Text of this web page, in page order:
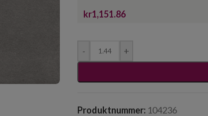
kr1,151.86
- +
Produktnummer: 104236